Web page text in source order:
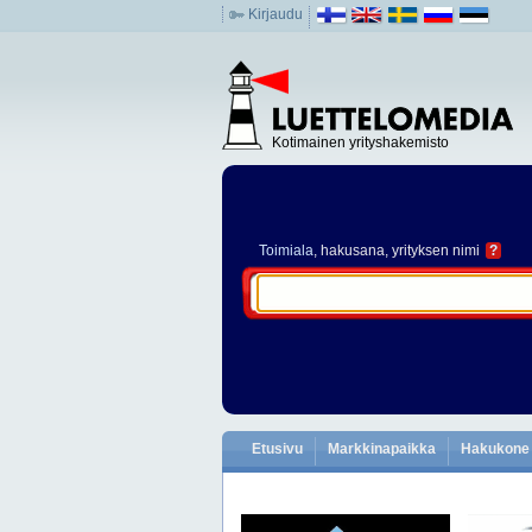
Kirjaudu
Kotimainen yrityshakemisto
Toimiala, hakusana, yrityksen nimi ?
Etusivu Markkinapaikka Hakukone